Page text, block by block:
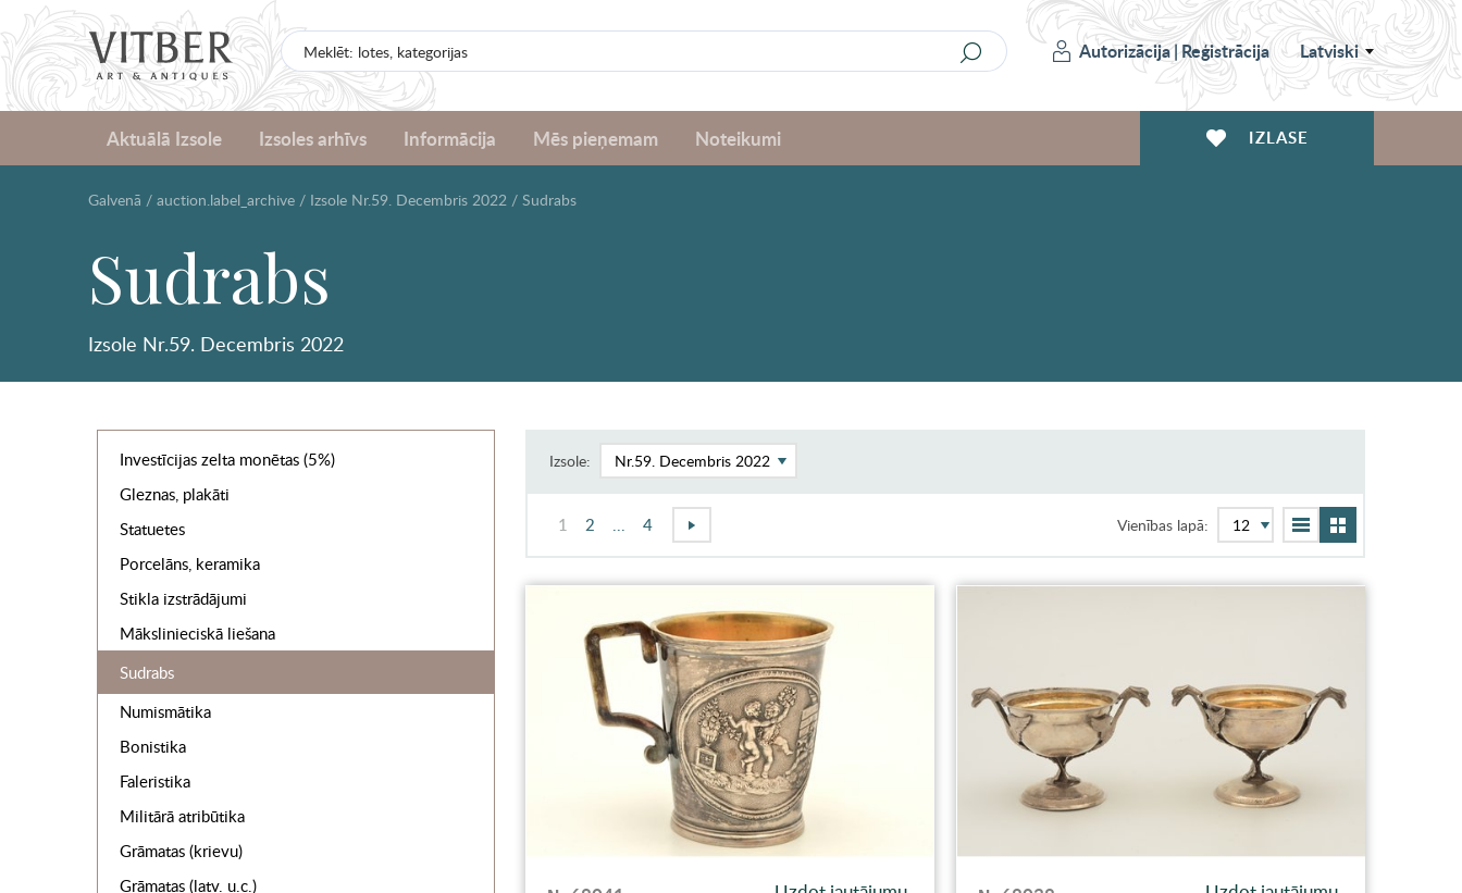
Autorizācija|Reģistrācija Latviski
Aktuālā Izsole Izsoles arhīvs Informācija Mēs pieņemam Noteikumi IZLASE
Galvenā / auction.label_archive / Izsole Nr.59. Decembris 2022 / Sudrabs
Sudrabs
Izsole Nr.59. Decembris 2022
Investīcijas zelta monētas (5%)
Gleznas, plakāti
Statuetes
Porcelāns, keramika
Stikla izstrādājumi
Mākslinieciskā liešana
Sudrabs
Numismātika
Bonistika
Faleristika
Militārā atribūtika
Grāmatas (krievu)
Grāmatas (latv. u.c.)
Izsole:
1 2 4 Vienības lapā: